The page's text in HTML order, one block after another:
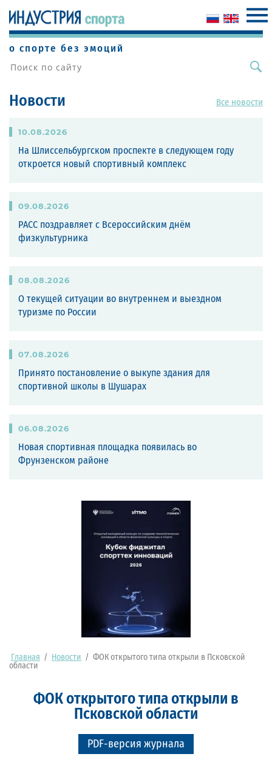
о спорте без эмоций
Новости Все новости
10.08.2026
На Шлиссельбургском проспекте в следующем году
откроется новый спортивный комплекс
09.08.2026
РАСС поздравляет с Всероссийским днём
физкультурника
08.08.2026
О текущей ситуации во внутреннем и выездном
туризме по России
07.08.2026
Принято постановление о выкупе здания для
спортивной школы в Шушарах
06.08.2026
Новая спортивная площадка появилась во
Фрунзенском районе
Главная / Новости / ФОК открытого типа открыли в Псковской
области
ФОК открытого типа открыли в
Псковской области
PDF-версия журнала